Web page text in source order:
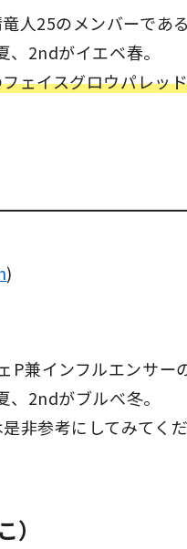
人25のメンバーであ
2ndがイエベ春。
ェイスグロウパレッ
)
兼インフルエンサー
2ndがブルべ冬。
非参考にしてみてくだ